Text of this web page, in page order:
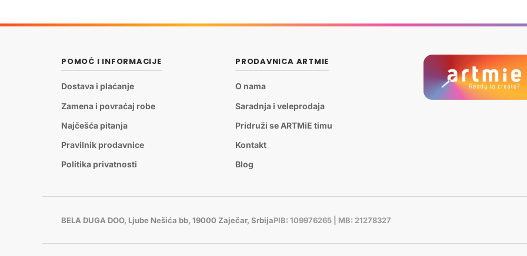
POMOĆ I INFORMACIJE
Dostava i plaćanje
Zamena i povraćaj robe
Najčešća pitanja
Pravilnik prodavnice
Politika privatnosti
PRODAVNICA ARTMIE
O nama
Saradnja i veleprodaja
Pridruži se ARTMiE timu
Kontakt
Blog
BELA DUGA DOO, Ljube Nešića bb, 19000 Zaječar, SrbijaPIB: 109976265 | MB: 21278327